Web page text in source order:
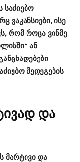
საძიებო
ვაკანსიები, ისე
რომ როცა ვინმე
ან
შედეგების
და
მარტივი და